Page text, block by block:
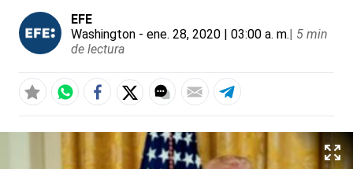
EFE
Washington - ene. 28, 2020 | 03:00 a. m.| 5 min
de lectura